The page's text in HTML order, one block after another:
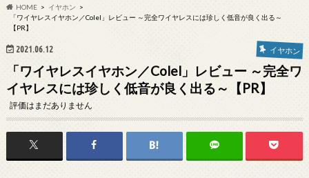
HOME
イヤホン
「ワイヤレスイヤホン／Colel」レビュー ～完全ワイヤレスには珍しく低音が良く出る～
【PR】
2021.06.12 イヤホン
「ワイヤレスイヤホン／Colel」レビュー ～完全ワ
イヤレスには珍しく低音が良く出る～【PR】
評価はまだありません